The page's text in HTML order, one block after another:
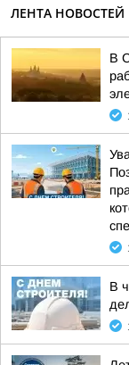
ЛЕНТА НОВОСТЕЙ
В
В